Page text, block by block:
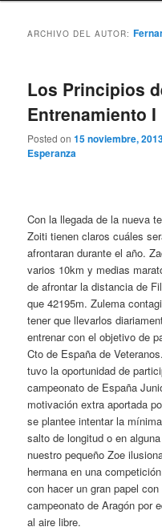
ARCHIVO DEL AUTOR:
Los Principios
Entrenamiento I
Posted on15 noviembre,
Esperanza
Con la llegada de la nueva
Zoiti tienen claros cuáles
afrontaran durante el año.
varios 10km y medias
de afrontar la distancia de
que 42195m. Zulema
tener que llevarlos
entrenar con el objetivo de
Cto de España de
tuvo la oportunidad de
campeonato de España
motivación extra aportada
se plantee intentar la
salto de longitud o en
nuestro pequeño Zoe
hermana en una
con hacer un gran papel
campeonato de Aragón por
al aire libre.